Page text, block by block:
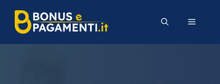
contenuto
MENU